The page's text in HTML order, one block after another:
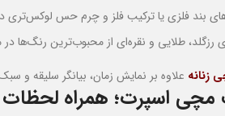
بند فلزی یا ترکیب فلز و چرم حس لوکس‌تری
رزگلد، طلایی و نقره‌ای از محبوب‌ترین رنگ‌ها در
زنانه علاوه بر نمایش زمان، بیانگر سلیقه
اسپرت؛ همراه لحظات